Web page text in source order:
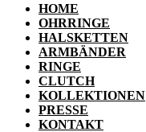
HOME
OHRRINGE
HALSKETTEN
ARMBÄNDER
RINGE
CLUTCH
KOLLEKTIONEN
PRESSE
KONTAKT